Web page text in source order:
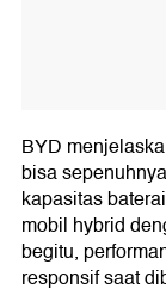
BYD
bisa
kapasitas
mobil hybrid
begitu,
responsif saat